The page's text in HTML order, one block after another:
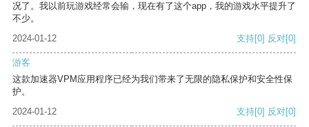
况了。我以前玩游戏经常会输，现在有了这个app，我的游戏水平提升了
不少。
2024-01-12
支持[0] 反对[0]
游客
这款加速器VPM应用程序已经为我们带来了无限的隐私保护和安全性保
护。
2024-01-12
支持[0] 反对[0]